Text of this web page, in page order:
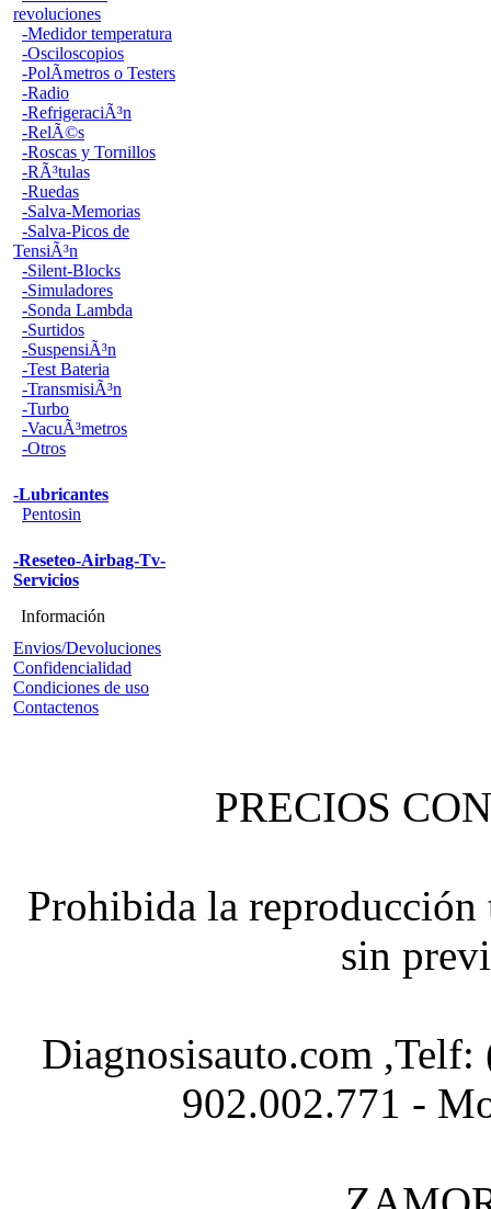
revoluciones
-Medidor temperatura
-Osciloscopios
-PolÃ­metros o Testers
-Radio
-RefrigeraciÃ³n
-RelÃ©s
-Roscas y Tornillos
-RÃ³tulas
-Ruedas
-Salva-Memorias
-Salva-Picos de
TensiÃ³n
-Silent-Blocks
-Simuladores
-Sonda Lambda
-Surtidos
-SuspensiÃ³n
-Test Bateria
-TransmisiÃ³n
-Turbo
-VacuÃ³metros
-Otros
-Lubricantes
Pentosin
-Reseteo-Airbag-Tv-
Servicios
Información
Envios/Devoluciones
Confidencialidad
Condiciones de uso
Contactenos
PRECIOS
Prohibida la
sin
Diagnosisauto.com
902.002.771 -